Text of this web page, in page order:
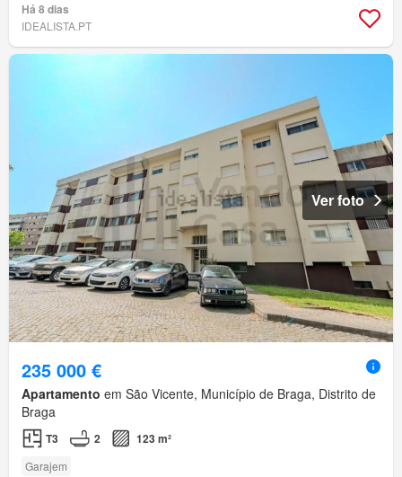
Há 8 dias
IDEALISTA.PT
Ver foto
235 000 €
Apartamento em São Vicente, Município de Braga, Distrito de
Braga
T3 2 123 m²
Garajem